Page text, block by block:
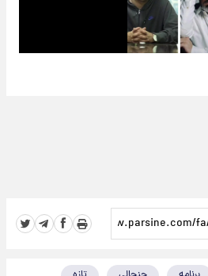
Video